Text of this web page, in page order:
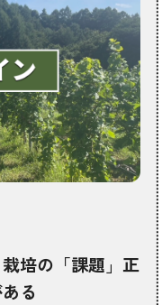
培の「課題」正
る